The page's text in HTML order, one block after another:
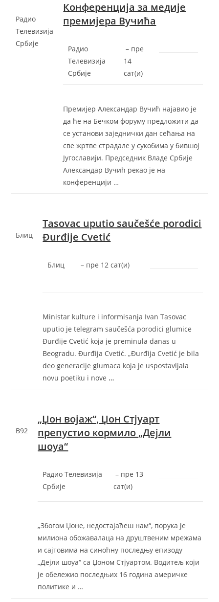
Радио
Телевизија
Србије
Конференција за медије
премијера Вучића
Радио
Телевизија
Србије
– ‎пре
14
сат(и)‎
Премијер Александар Вучић најавио је
да ће на Бечком форуму предложити да
се установи заједнички дан сећања на
све жртве страдале у сукобима у бившој
Југославији. Председник Владе Србије
Александар Вучић рекао је на
конференцији …
Блиц
Tasovac uputio saučešće porodici
Đurđije Cvetić
Блиц – ‎пре 12 сат(и)‎
Ministar kulture i informisanja Ivan Tasovac
uputio je telegram saučešća porodici glumice
Đurđije Cvetić koja je preminula danas u
Beogradu. Đurđija Cvetić. „Đurđija Cvetić je bila
deo generacije glumaca koja je uspostavljala
novu poetiku i nove …
B92
„Џон војаж“, Џон Стјуарт
препустио кормило „Дејли
шоуа“
Радио Телевизија
Србије
– ‎пре 13
сат(и)‎
„Збогом Џоне, недостајаћеш нам“, порука је
милиона обожавалаца на друштвеним мрежама
и сајтовима на синоћну последњу епизоду
„Дејли шоуа“ са Џоном Стјуартом. Водитељ који
је обележио последњих 16 година америчке
политике и …